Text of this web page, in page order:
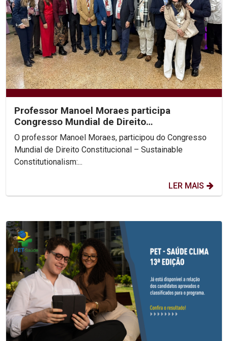
Professor Manoel Moraes participa
Congresso Mundial de Direito
Constitucional, na Colômbia.
O professor Manoel Moraes, participou do Congresso
Mundial de Direito Constitucional – Sustainable
Constitutionalism:...
LER MAIS